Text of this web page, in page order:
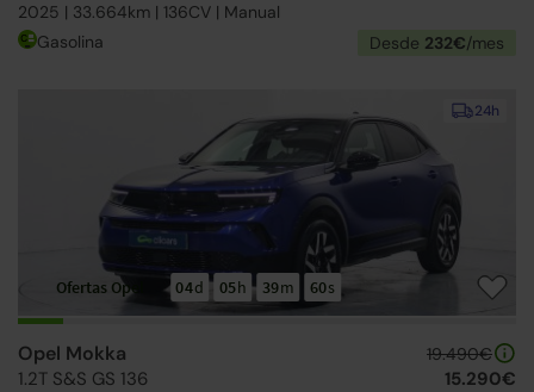
2025 | 33.664km | 136CV | Manual
Gasolina Desde 232€/mes
24h
Ofertas Opel 04d 05h 39m 59s
Opel Mokka
1.2T S&S GS 136
19.490€
15.290€